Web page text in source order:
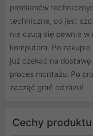
problemów
techniczne, co jest
nie czują się pewnie w
komputera. Po
już czekać na dostawę
proces montażu. Po
zacząć grać od razu!
Cechy produktu